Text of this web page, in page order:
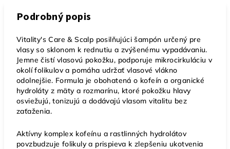
Podrobný popis
Vitality's Care & Scalp posilňujúci šampón určený pre
vlasy so sklonom k rednutiu a zvýšenému vypadávaniu.
Jemne čistí vlasovú pokožku, podporuje mikrocirkuláciu v
okolí folikulov a pomáha udržať vlasové vlákno
odolnejšie. Formula je obohatená o kofeín a organické
hydroláty z mäty a rozmarínu, ktoré pokožku hlavy
osviežujú, tonizujú a dodávajú vlasom vitalitu bez
zaťaženia.
Aktívny komplex kofeínu a rastlinných hydrolátov
povzbudzuje folikuly a prispieva k zlepšeniu ukotvenia